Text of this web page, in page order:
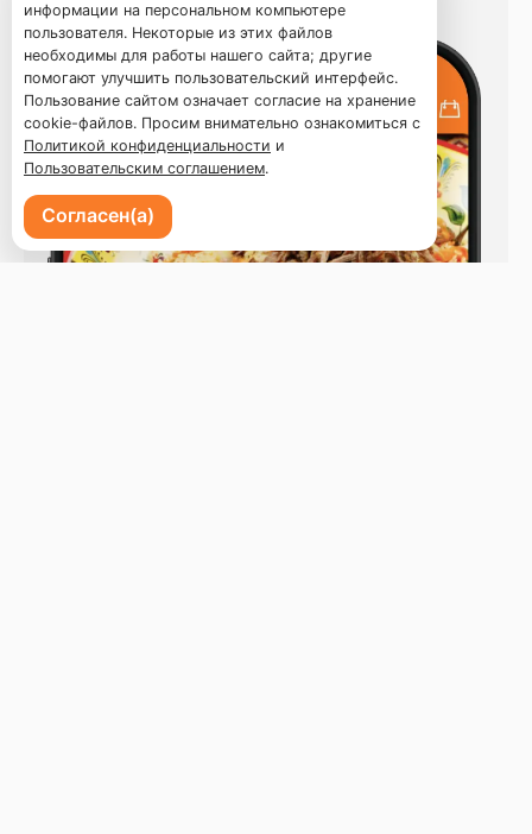
информации на персональном компьютере
пользователя. Некоторые из этих файлов
необходимы для работы нашего сайта; другие
помогают улучшить пользовательский интерфейс.
Пользование сайтом означает согласие на хранение
cookie-файлов. Просим внимательно ознакомиться с
Политикой конфиденциальности и
Пользовательским соглашением.
Согласен(а)